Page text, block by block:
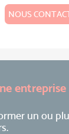
NOUS
entreprise
un ou